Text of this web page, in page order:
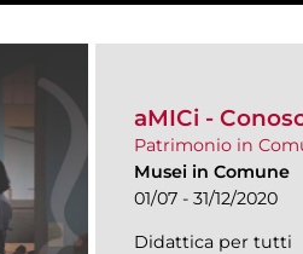
aMICi -
Patrimonio in
Musei in Comune
01/07 - 31/12/2020
Didattica per tutti